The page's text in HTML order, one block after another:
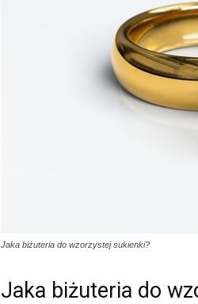
Jaka biżuteria do wzorzystej sukienki?
Jaka biżuteria do